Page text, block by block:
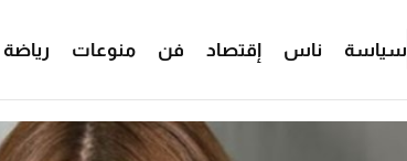
سياسة ناس إقتصاد فن منوعات رياضة